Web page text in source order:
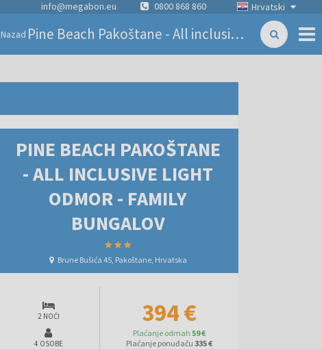
Hrvatski
info@megabon.eu 0800 868 860
Nazad Pine Beach Pakoštane - All inclusive light odmor - Family bungalov
PINE BEACH PAKOŠTANE
- ALL INCLUSIVE LIGHT
ODMOR - FAMILY
BUNGALOV
Brune Bušića 45, Pakoštane, Hrvatska
2 NOĆI
4 OSOBE
394 €
Plaćanje odmah 59 €
Plaćanje ponuđaču 335 €